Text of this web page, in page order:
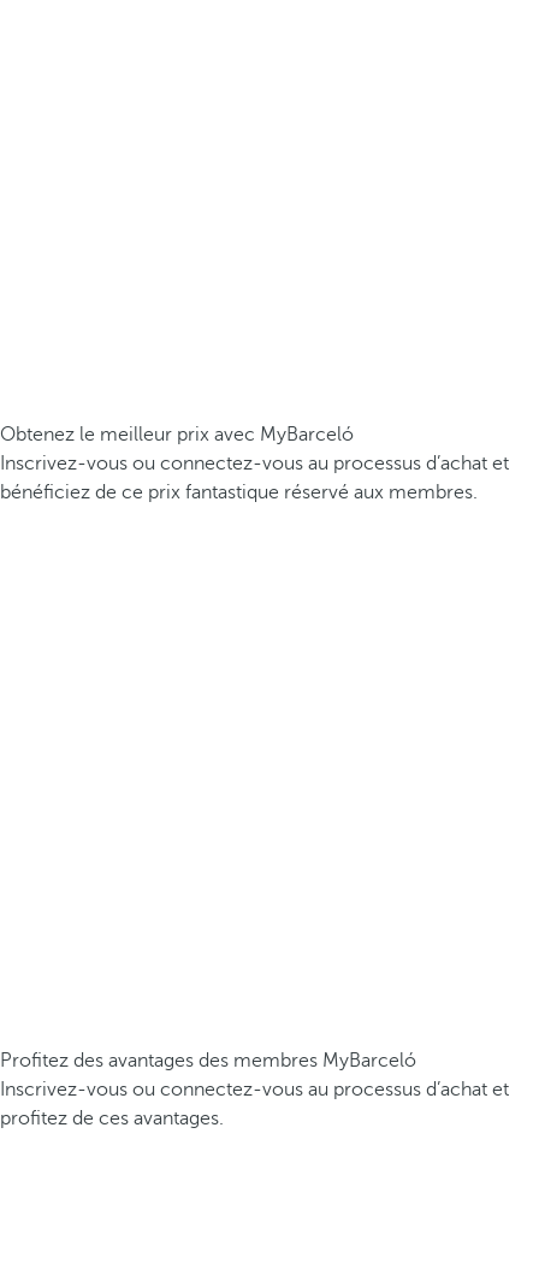
Obtenez le meilleur prix avec MyBarceló
Inscrivez-vous ou connectez-vous au processus d’achat et
bénéficiez de ce prix fantastique réservé aux membres.
Profitez des avantages des membres MyBarceló
Inscrivez-vous ou connectez-vous au processus d’achat et
profitez de ces avantages.